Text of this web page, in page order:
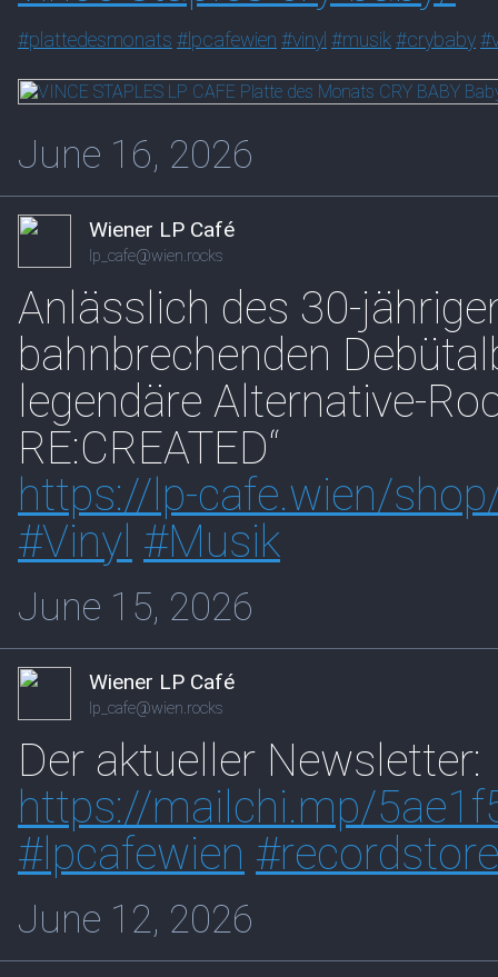
#plattedesmonats # lpcafewien #vinyl #musik #crybaby #
June 16, 2026
Wiener LP Café
lp_cafe@wien.rocks
Anlässlich des 30-
bahnbrechenden
legendäre Alternative-
RE:CREATED“
https:// lp-cafe.wien/
#Vinyl #Musik
June 15, 2026
Wiener LP Café
lp_cafe@wien.rocks
Der aktueller Newsletter:
https://mailchi.mp/
#lpcafewien #
June 12, 2026